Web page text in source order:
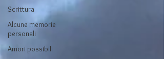
Scrittura
Alcune memorie
personali
Amori possibili